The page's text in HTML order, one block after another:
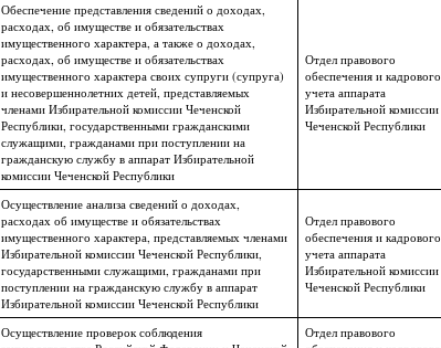
Обеспечение представления сведений о доходах,
расходах, об имуществе и обязательствах
имущественного характера, а также о доходах,
расходах, об имуществе и обязательствах
имущественного характера своих супруги (супруга)
и несовершеннолетних детей, представляемых
членами Избирательной комиссии Чеченской
Республики, государственными гражданскими
служащими, гражданами при поступлении на
гражданскую службу в аппарат Избирательной
комиссии Чеченской Республики
Отдел правового
обеспечения и кадрового
учета аппарата
Избирательной комиссии
Чеченской Республики
Осуществление анализа сведений о доходах,
расходах об имуществе и обязательствах
имущественного характера, представляемых членами
Избирательной комиссии Чеченской Республики,
государственными служащими, гражданами при
поступлении на гражданскую службу в аппарат
Избирательной комиссии Чеченской Республики
Отдел правового
обеспечения и кадрового
учета аппарата
Избирательной комиссии
Чеченской Республики
Осуществление проверок соблюдения
Отдел правового